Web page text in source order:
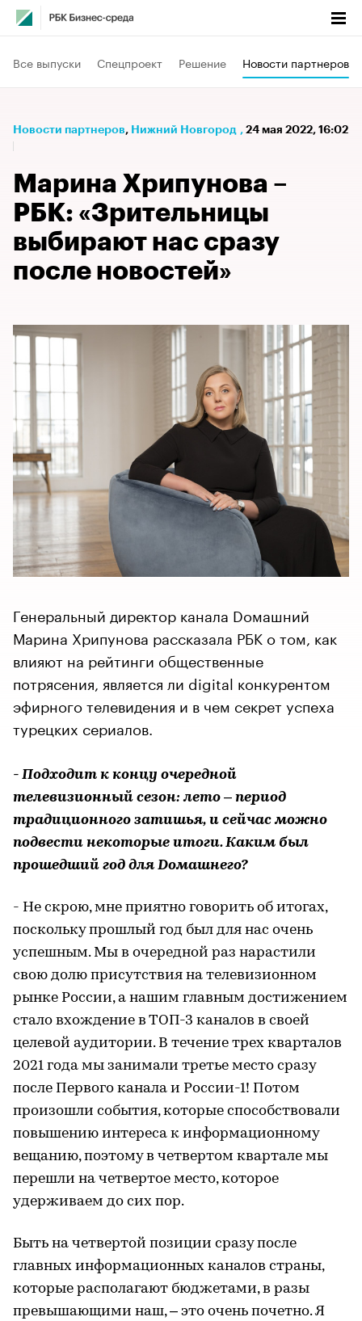
Все выпуски Спецпроект Решение Новости партнеров
Новости партнеров⁠, Нижний Новгород , 24 мая 2022, 16:02
Марина Хрипунова –
РБК: «Зрительницы
выбирают нас сразу
после новостей»
Генеральный директор канала Dомашний
Марина Хрипунова рассказала РБК о том, как
влияют на рейтинги общественные
потрясения, является ли digital конкурентом
эфирного телевидения и в чем секрет успеха
турецких сериалов.
- Подходит к концу очередной
телевизионный сезон: лето – период
традиционного затишья, и сейчас можно
подвести некоторые итоги. Каким был
прошедший год для Dомашнего?
- Не скрою, мне приятно говорить об итогах,
поскольку прошлый год был для нас очень
успешным. Мы в очередной раз нарастили
свою долю присутствия на телевизионном
рынке России, а нашим главным достижением
стало вхождение в ТОП-3 каналов в своей
целевой аудитории. В течение трех кварталов
2021 года мы занимали третье место сразу
после Первого канала и России-1! Потом
произошли события, которые способствовали
повышению интереса к информационному
вещанию, поэтому в четвертом квартале мы
перешли на четвертое место, которое
удерживаем до сих пор.
Быть на четвертой позиции сразу после
главных информационных каналов страны,
которые располагают бюджетами, в разы
превышающими наш, – это очень почетно. Я